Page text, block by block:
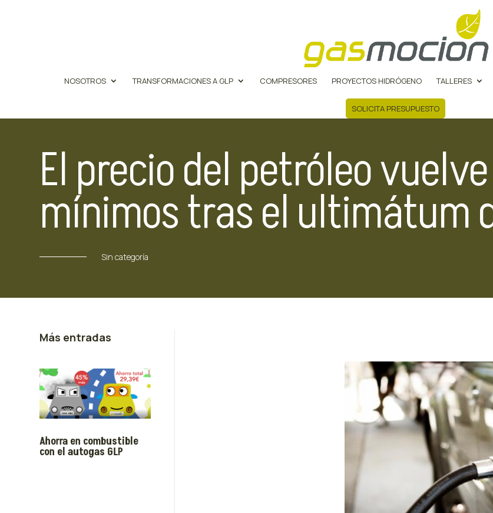
NOSOTROS TRANSFORMACIONES A GLP COMPRESORES PROYECTOS HIDRÓGENO TALLERES
SOLICITA PRESUPUESTO
El precio del petróleo
mínimos tras el ultimátum
Sin categoría
Más entradas
Ahorra en combustible
con el autogas GLP